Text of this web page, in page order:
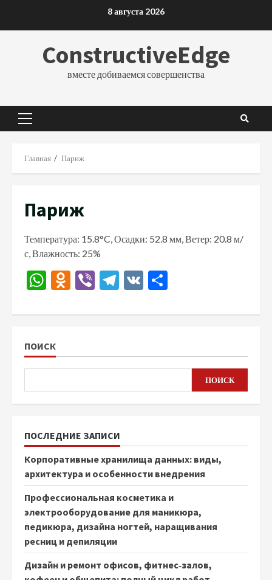
8 августа 2026
ConstructiveEdge
вместе добиваемся совершенства
Основное
Главная Париж
Париж
Температура: 15.8°C, Осадки: 52.8 мм, Ветер: 20.8 м/
с, Влажность: 25%
WhatsApp
Odnoklassniki
ViberTelegram
VK
ПОИСК
ПОИСК
ПОСЛЕДНИЕ ЗАПИСИ
Корпоративные хранилища данных: виды,
архитектура и особенности внедрения
Профессиональная косметика и
электрооборудование для маникюра,
педикюра, дизайна ногтей, наращивания
ресниц и депиляции
Дизайн и ремонт офисов, фитнес‑залов,